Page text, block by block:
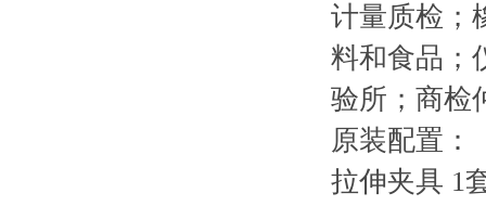
计量质检；
料和食品；
验所；商检
原装配置：
拉伸夹具